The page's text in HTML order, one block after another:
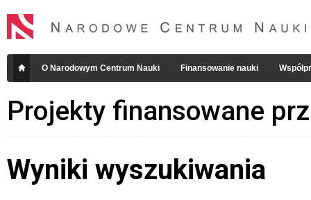
O Narodowym Centrum Nauki Finansowanie nauki
Projekty finansowane
Wyniki wyszukiwania